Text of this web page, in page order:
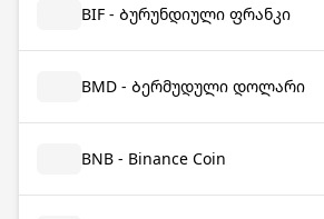
BIF - Ბურუნდიული ფრანკი
BMD - Ბერმუდული დოლარი
BNB - Binance Coin